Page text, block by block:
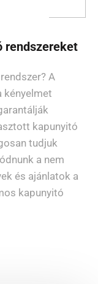
rendszereket
A
kényelmet
kapunyitó
tudjuk
a nem
és ajánlatok a
kapunyitó